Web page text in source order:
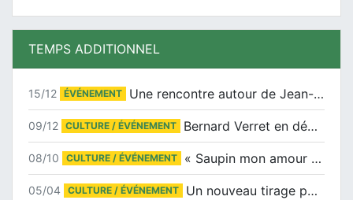
TEMPS ADDITIONNEL
15/12 ÉVÉNEMENT Une rencontre autour de Jean-Claude Suaudeau
09/12 CULTURE / ÉVÉNEMENT Bernard Verret en dédicaces le samedi 13 décembre à l’Espace Culturel Atlantis
08/10 CULTURE / ÉVÉNEMENT « Saupin mon amour » au salon du livre de Trentemoult
05/04 CULTURE / ÉVÉNEMENT Un nouveau tirage pour le Docu-BD